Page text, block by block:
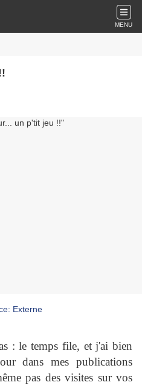
MENU
: le temps file, et j'ai bien
dans mes publications
pas des visites sur vos